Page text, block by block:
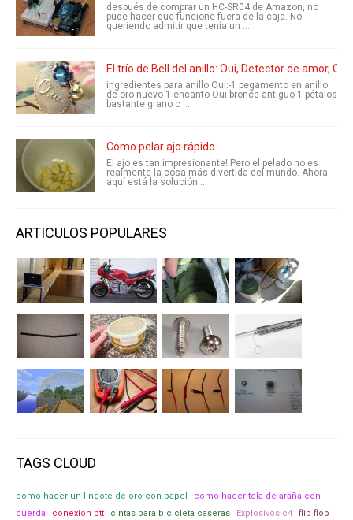
después de comprar un HC-SR04 de Amazon, no
pude hacer que funcione fuera de la caja. No
queriendo admitir que tenía un ...
El trío de Bell del anillo: Oui, Detector de amor,
ingredientes para anillo Oui:-1 pegamento en anillo
de oro nuevo-1 encanto Oui-bronce antiguo 1 pétalos
bastante grano c ...
Cómo pelar ajo rápido
El ajo es tan impresionante! Pero el pelado no es
realmente la cosa más divertida del mundo. Ahora
aquí está la solución ...
ARTICULOS POPULARES
TAGS CLOUD
como hacer un lingote de oro con papel
como hacer tela de araña con
cuerda
conexion ptt cintas para bicicleta caseras Explosivos c4 flip flop